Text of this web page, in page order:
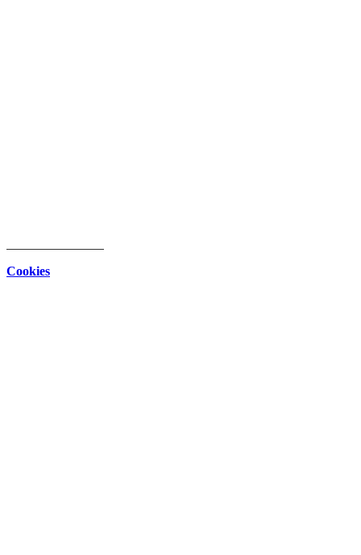
Cookies